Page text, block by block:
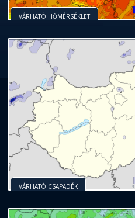
VÁRHATÓ HŐMÉRSÉKLET
VÁRHATÓ CSAPADÉK